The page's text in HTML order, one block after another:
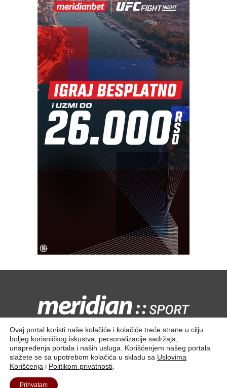
Kontaktirajte nas:redakcija@meridiansport.rs
Ovaj portal koristi naše kolačiće i kolačiće treće strane u cilju
boljeg korisničkog iskustva, personalizacije sadržaja,
unapređenja portala i naših usluga. Korišćenjem našeg portala
slažete se sa upotrebom kolačića u skladu sa Uslovima
Korišćenja i Politikom privatnosti
Prihvatam